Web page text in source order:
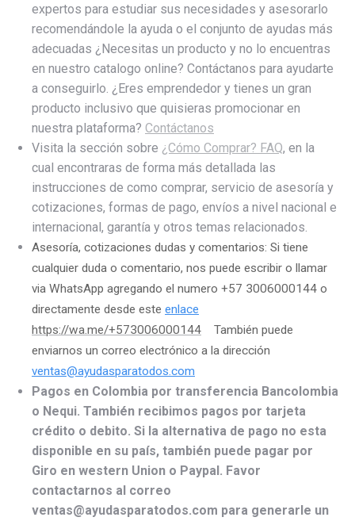
expertos para estudiar sus necesidades y asesorarlo
recomendándole la ayuda o el conjunto de ayudas más
adecuadas ¿Necesitas un producto y no lo encuentras
en nuestro catalogo online? Contáctanos para ayudarte
a conseguirlo. ¿Eres emprendedor y tienes un gran
producto inclusivo que quisieras promocionar en
nuestra plataforma? Contáctanos
Visita la sección sobre ¿Cómo Comprar? FAQ, en la
cual encontraras de forma más detallada las
instrucciones de como comprar, servicio de asesoría y
cotizaciones, formas de pago, envíos a nivel nacional e
internacional, garantía y otros temas relacionados.
Asesoría, cotizaciones dudas y comentarios: Si tiene
cualquier duda o comentario, nos puede escribir o llamar
via WhatsApp agregando el numero +57 3006000144 o
directamente desde este enlace
https://wa.me/+573006000144 También puede
enviarnos un correo electrónico a la dirección
ventas@ayudasparatodos.com
Pagos en Colombia por transferencia Bancolombia
o Nequi. También recibimos pagos por tarjeta
crédito o debito. Si la alternativa de pago no esta
disponible en su país, también puede pagar por
Giro en western Union o Paypal. Favor
contactarnos al correo
ventas@ayudasparatodos.com para generarle un